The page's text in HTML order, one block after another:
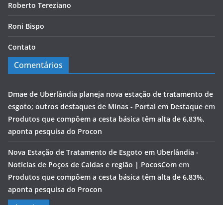
Roberto Tereziano
Roni Bispo
Contato
Comentários
Dmae de Uberlândia planeja nova estação de tratamento de
esgoto; outros destaques de Minas - Portal em Destaque em
Produtos que compõem a cesta básica têm alta de 6,83%,
aponta pesquisa do Procon
Nova Estação de Tratamento de Esgoto em Uberlândia -
Notícias de Poços de Caldas e região | PocosCom em
Produtos que compõem a cesta básica têm alta de 6,83%,
aponta pesquisa do Procon